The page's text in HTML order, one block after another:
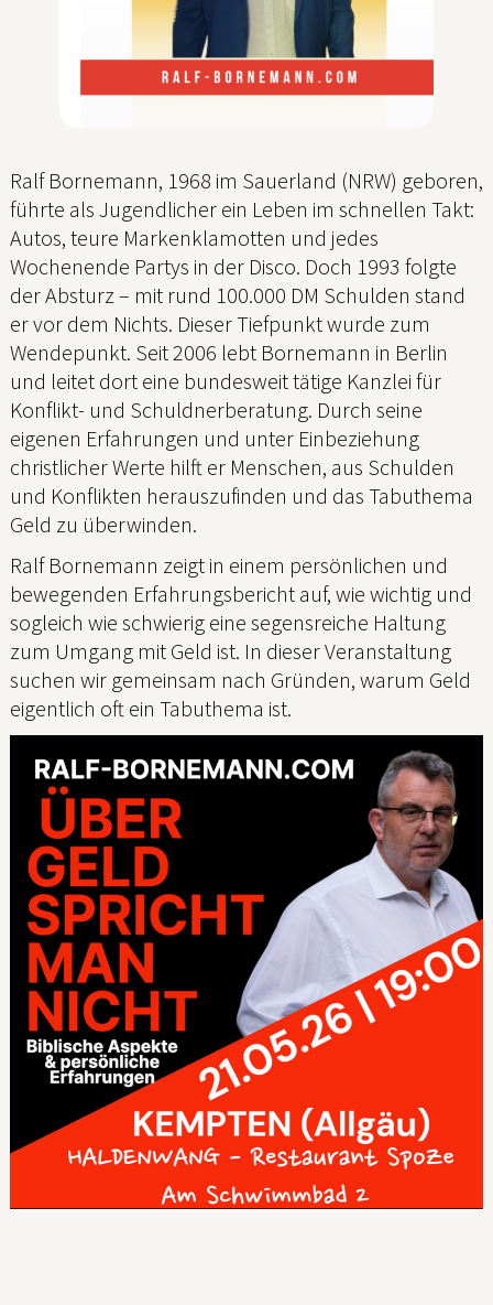
Ralf Bornemann, 1968 im Sauerland (NRW) geboren,
führte als Jugendlicher ein Leben im schnellen Takt:
Autos, teure Markenklamotten und jedes
Wochenende Partys in der Disco. Doch 1993 folgte
der Absturz – mit rund 100.000 DM Schulden stand
er vor dem Nichts. Dieser Tiefpunkt wurde zum
Wendepunkt. Seit 2006 lebt Bornemann in Berlin
und leitet dort eine bundesweit tätige Kanzlei für
Konflikt- und Schuldnerberatung. Durch seine
eigenen Erfahrungen und unter Einbeziehung
christlicher Werte hilft er Menschen, aus Schulden
und Konflikten herauszufinden und das Tabuthema
Geld zu überwinden.
Ralf Bornemann zeigt in einem persönlichen und
bewegenden Erfahrungsbericht auf, wie wichtig und
sogleich wie schwierig eine segensreiche Haltung
zum Umgang mit Geld ist. In dieser Veranstaltung
suchen wir gemeinsam nach Gründen, warum Geld
eigentlich oft ein Tabuthema ist.